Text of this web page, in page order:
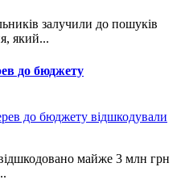
залучили до пошуків
який...
до бюджету
майже 3 млн грн